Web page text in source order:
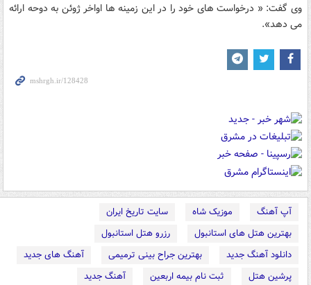
وی گفت: « درخواست های خود را در این زمینه ها اواخر ژوئن به دوحه ارائه
می دهد».
آپ آهنگ موزیک شاه
سایت تاریخ ایران
بهترین هتل های استانبول
رزرو هتل استانبول
دانلود آهنگ جدید
بهترین جراح بینی ترمیمی
آهنگ های جدید
پرشین هتل
ثبت نام بیمه اربعین
آهنگ جدید